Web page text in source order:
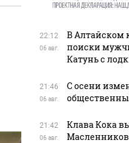
22:12
06 авг.
В Алтайском
поиски
Катунь с
21:46
06 авг.
С осени
21:42
06 авг.
Клава Кока